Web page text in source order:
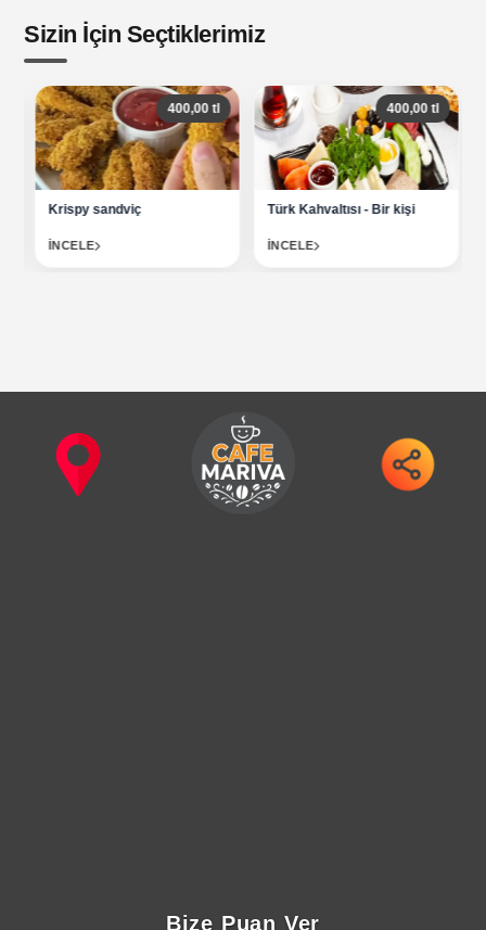
Sizin İçin Seçtiklerimiz
400,00 tl
Krispy sandviç
İNCELE
400,00 tl
Türk Kahvaltısı - Bir kişi
İNCELE
Bize Puan Ver